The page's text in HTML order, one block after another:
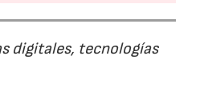
digitales, tecnologías